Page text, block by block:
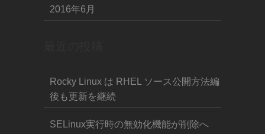
2016年6月
Rocky Linux は RHEL ソース公開方法編
後も更新を継続
SELinux実行時の無効化機能が削除へ